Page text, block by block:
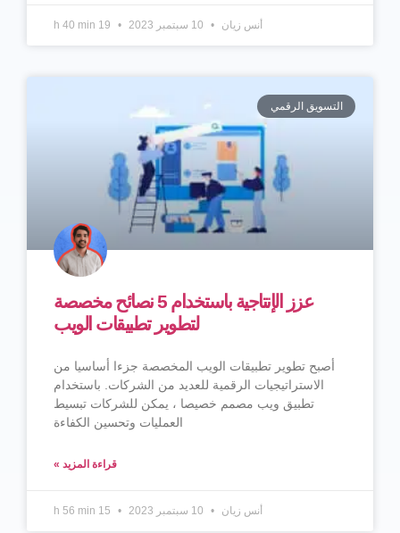
أنس زيان
التسويق الرقمي
عزز الإنتاجية باستخدام 5 نصائح مخصصة
لتطوير تطبيقات الويب
أصبح تطوير تطبيقات الويب المخصصة جزءا أساسيا من
الاستراتيجيات الرقمية للعديد من الشركات. باستخدام
تطبيق ويب مصمم خصيصا ، يمكن للشركات تبسيط
العمليات وتحسين الكفاءة
قراءة المزيد »
أنس زيان